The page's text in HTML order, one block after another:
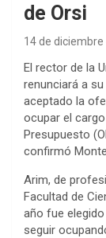
de Orsi
14 de
El rector de la
renunciará a
aceptado la
ocupar el
Presupuesto
confirmó
Arim, de
Facultad de
año fue
seguir